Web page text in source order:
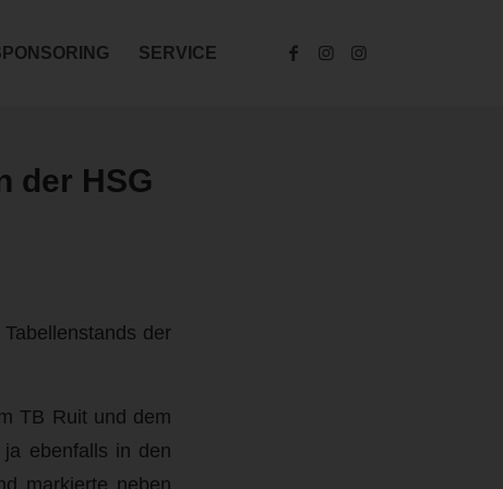
SERVICE
der HSG
der
TB Ruit und dem
ja ebenfalls in den
markierte neben